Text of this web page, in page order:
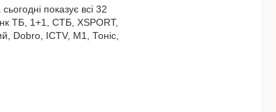
показує всі 32
ТБ, 1+1, СТБ, ХSPORT,
Dobro, ICTV, М1, Тоніс,